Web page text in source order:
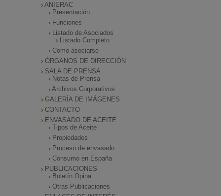
ANIERAC
Presentación
Funciones
Listado de Asociados
Listado Completo
Como asociarse
ÓRGANOS DE DIRECCIÓN
SALA DE PRENSA
Notas de Prensa
Archivos Corporativos
GALERÍA DE IMÁGENES
CONTACTO
ENVASADO DE ACEITE
Tipos de Aceite
Propiedades
Proceso de envasado
Consumo en España
PUBLICACIONES
Boletín Opina
Otras Publicaciones